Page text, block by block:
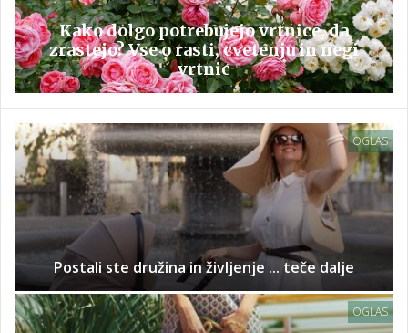
Kako dolgo potrebujejo vrtnice, da
zrastejo? Vse o rasti, cvetenju in negi
vrtnic
OGLAS
Postali ste družina in življenje ... teče dalje
OGLAS